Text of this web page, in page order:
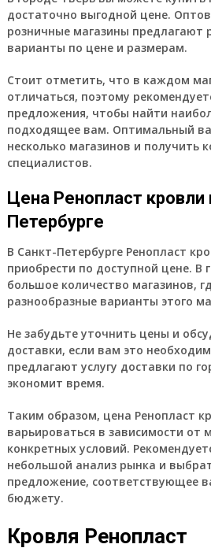
достаточно выгодной цене.
розничные магазины предлагают
варианты по цене и размерам.
Стоит отметить, что в каждом
отличаться, поэтому
предложения, чтобы найти
подходящее вам. Оптимальный
несколько магазинов и получить
специалистов.
Цена Ренопласт кровли
Петербурге
В Санкт-Петербурге Ренопласт
приобрести по доступной цене. В
большое количество магазинов,
разнообразные варианты этого
Не забудьте уточнить цены и
доставки, если вам это
предлагают услугу доставки по
экономит время.
Таким образом, цена Ренопласт
варьироваться в зависимости от
конкретных условий.
небольшой анализ рынка и
предложение, соответствующее
бюджету.
Кровля Ренопласт